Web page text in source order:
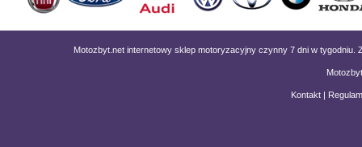
Motozbyt.net internetowy sklep motoryzacyjny czynny 7 dni w
Kontakt|